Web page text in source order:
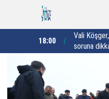
17:00
tacı edin”